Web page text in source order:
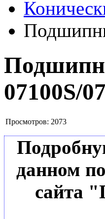
07100S/
Просмотров: 2073
данном
сайта